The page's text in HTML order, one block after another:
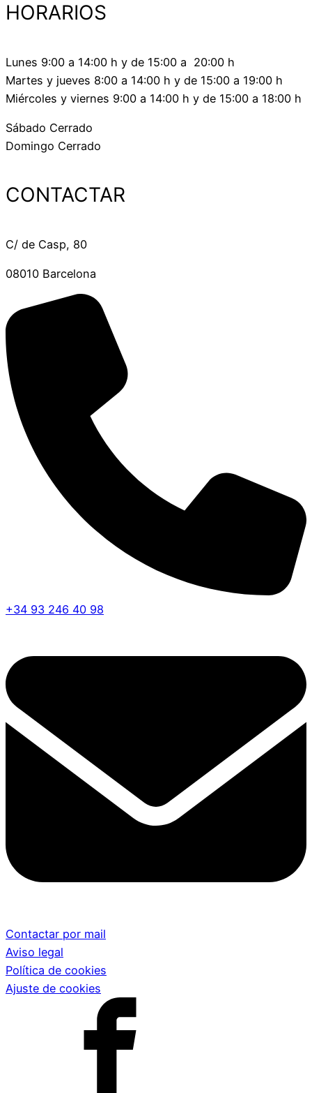
HORARIOS
Lunes 9:00 a 14:00 h y de 15:00 a 20:00 h
Martes y jueves 8:00 a 14:00 h y de 15:00 a 19:00 h
Miércoles y viernes 9:00 a 14:00 h y de 15:00 a 18:00 h
Sábado Cerrado
Domingo Cerrado
CONTACTAR
C/ de Casp, 80
08010 Barcelona
+34 93 246 40 98
Contactar por mail
Aviso legal
Política de cookies
Ajuste de cookies